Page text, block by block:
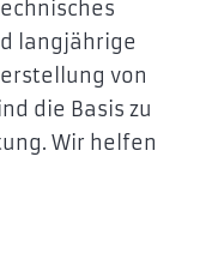
langjährige
von
die Basis zu
Wir helfen